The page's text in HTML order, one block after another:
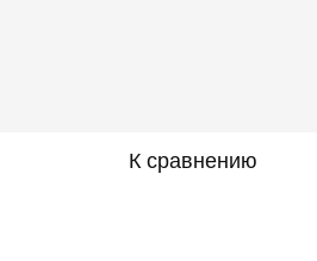
К сравнению